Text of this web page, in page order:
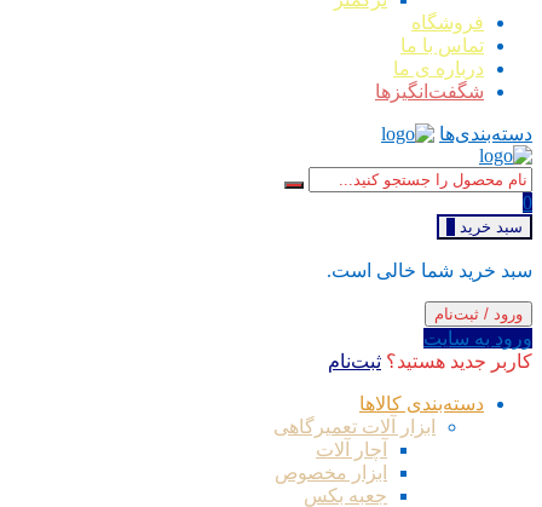
فروشگاه
تماس با ما
درباره ی ما
شگفت‌انگیزها
دسته‌بندی‌ها
0
سبد خرید
سبد خرید شما خالی است.
ورود / ثبت‌نام
ورود به سایت
کاربر جدید هستید؟ ثبت‌نام
دسته‌بندی کالاها
ابزار آلات تعمیرگاهی
آچار آلات
ابزار مخصوص
جعبه بکس